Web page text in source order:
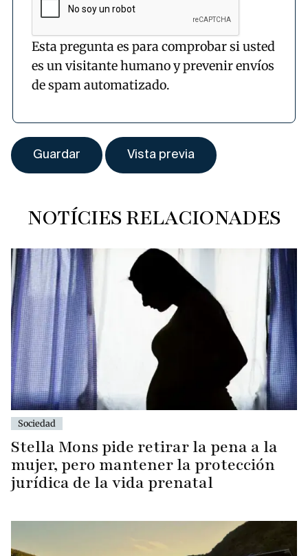
Esta pregunta es para comprobar si usted
es un visitante humano y prevenir envíos
de spam automatizado.
NOTÍCIES RELACIONADES
Sociedad
Stella Mons pide retirar la pena a la
mujer, pero mantener la protección
jurídica de la vida prenatal